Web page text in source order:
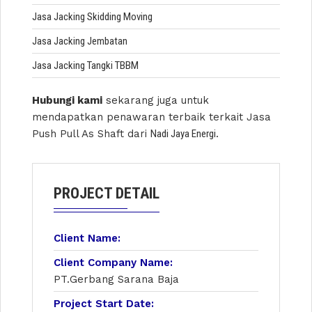
Jasa Jacking Skidding Moving
Jasa Jacking Jembatan
Jasa Jacking Tangki TBBM
Hubungi kami sekarang juga untuk
mendapatkan penawaran terbaik terkait Jasa
Push Pull As Shaft dari Nadi Jaya Energi.
PROJECT DETAIL
Client Name:
Client Company Name:
PT.Gerbang Sarana Baja
Project Start Date: